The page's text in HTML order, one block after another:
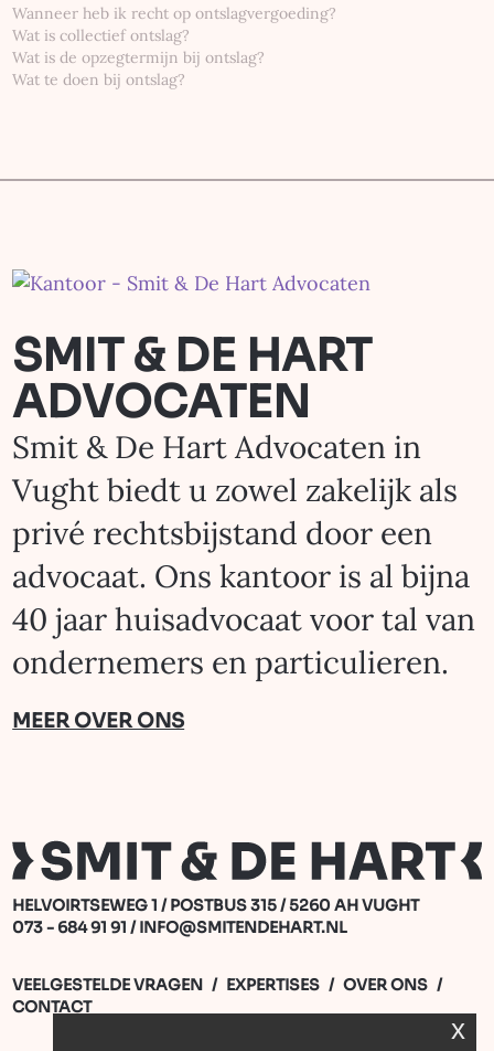
Wanneer heb ik recht op ontslag­vergoeding?
Wat is collectief ontslag?
Wat is de opzegtermijn bij ontslag?
Wat te doen bij ontslag?
SMIT & DE HART
ADVOCATEN
Smit & De Hart Advocaten in
Vught biedt u zowel zakelijk als
privé rechtsbijstand door een
advocaat. Ons kantoor is al bijna
40 jaar huisadvocaat voor tal van
ondernemers en particulieren.
MEER OVER ONS
HELVOIRTSEWEG 1 / POSTBUS 315 / 5260 AH VUGHT
073 - 684 91 91 /INFO@SMITENDEHART.NL
VEEL­GESTELDE VRAGEN / EXPERTISES / OVER ONS /
CONTACT
x